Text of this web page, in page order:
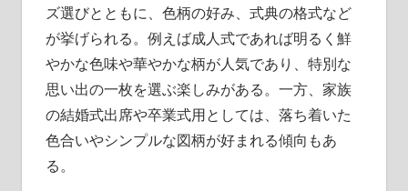
ズ選びとともに、色柄の好み、式典の格式など
が挙げられる。例えば成人式であれば明るく鮮
やかな色味や華やかな柄が人気であり、特別な
思い出の一枚を選ぶ楽しみがある。一方、家族
の結婚式出席や卒業式用としては、落ち着いた
色合いやシンプルな図柄が好まれる傾向もあ
る。